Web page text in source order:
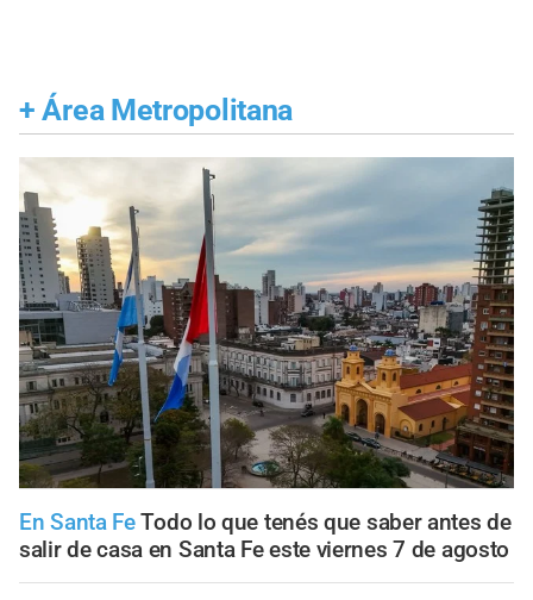
+ Área Metropolitana
En Santa FeTodo lo que tenés que saber antes de
salir de casa en Santa Fe este viernes 7 de agosto